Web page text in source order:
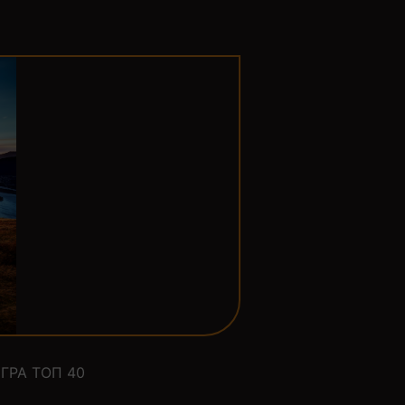
ТОП 40